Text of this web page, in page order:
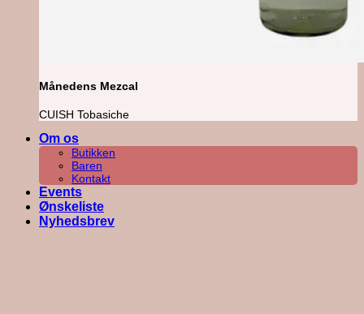
Månedens Mezcal
CUISH Tobasiche
Om os
Butikken
Baren
Kontakt
Events
Ønskeliste
Nyhedsbrev